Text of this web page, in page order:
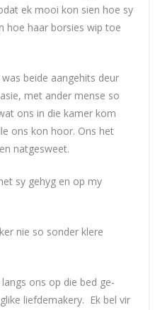
ek mooi kon sien hoe sy
hoe haar borsies wip toe
beide aangehits deur
met ander mense so
ons in die kamer kom
ons kon hoor. Ons het
natgesweet.
sy gehyg en op my
nie so sonder klere
ons op die bed ge-
liefdemakery. Ek bel vir